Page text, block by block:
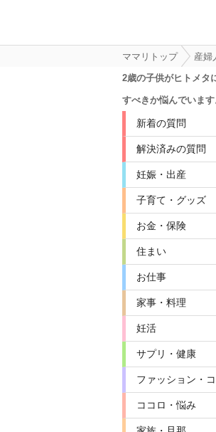
ママリトップ
産婦
2歳の子供がヒトメタ
すべきか悩んでいま
新着の質問
解決済みの質問
妊娠・出産
子育て・グッズ
お金・保険
住まい
お仕事
家事・料理
妊活
サプリ・健康
ファッション・
ココロ・悩み